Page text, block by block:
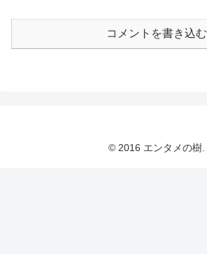
コメントを書き込む
© 2016 エンタメの樹.